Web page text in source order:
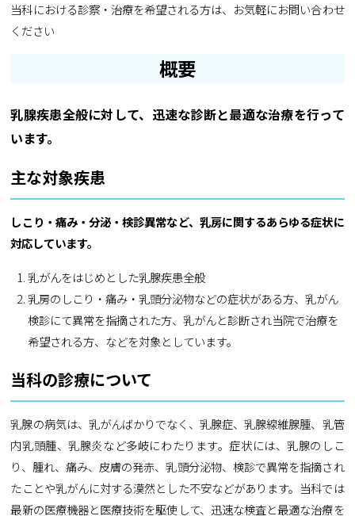
当科における診察・治療を希望される方は、お気軽にお問い合わせ
ください
概要
乳腺疾患全般に対して、迅速な診断と最適な治療を行って
います。
主な対象疾患
しこり・痛み・分泌・検診異常など、乳房に関するあらゆる症状に
対応しています。
乳がんをはじめとした乳腺疾患全般
乳房のしこり・痛み・乳頭分泌物などの症状がある方、乳がん
検診にて異常を指摘された方、乳がんと診断され当院で治療を
希望される方、などを対象としています。
当科の診療について
乳腺の病気は、乳がんばかりでなく、乳腺症、乳腺線維腺腫、乳管
内乳頭腫、乳腺炎など多岐にわたります。症状には、乳腺のしこ
り、腫れ、痛み、皮膚の発赤、乳頭分泌物、検診で異常を指摘され
たことや乳がんに対する漠然とした不安などがあります。当科では
最新の医療機器と医療技術を駆使して、迅速な検査と最適な治療を